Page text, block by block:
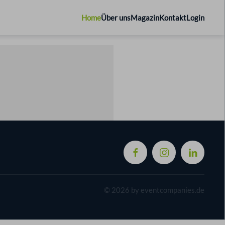
HomeÜber unsMagazinKontaktLogin
© 2026 by eventcompanies.de